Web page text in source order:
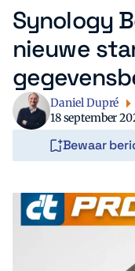
Synology
nieuwe
Daniel Dupré
18 september
Bewaar